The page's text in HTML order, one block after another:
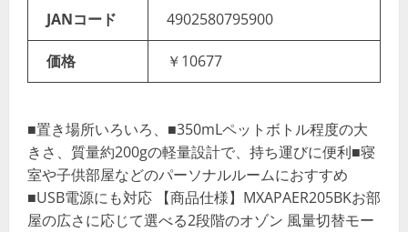
JANコード 4902580795900
価格 ￥10677
■置き場所いろいろ、■350mLペットボトル程度の大
きさ、質量約200gの軽量設計で、持ち運びに便利■寝
室や子供部屋などのパーソナルルームにおすすめ
■USB電源にも対応 【商品仕様】MXAPAER205BKお部
屋の広さに応じて選べる2段階のオゾン 風量切替モー